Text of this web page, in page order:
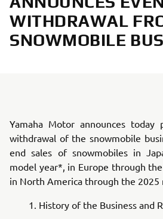
WITHDRAWAL
SNOWMOBILE
Yamaha Motor announces
withdrawal of the snowmobile
end sales of snowmobiles in
model year*, in Europe through
in North America through the 2025
1. History of the Business and